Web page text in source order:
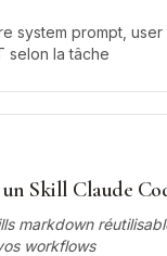
system prompt,
selon la tâche
Skill Claude
markdown
workflows